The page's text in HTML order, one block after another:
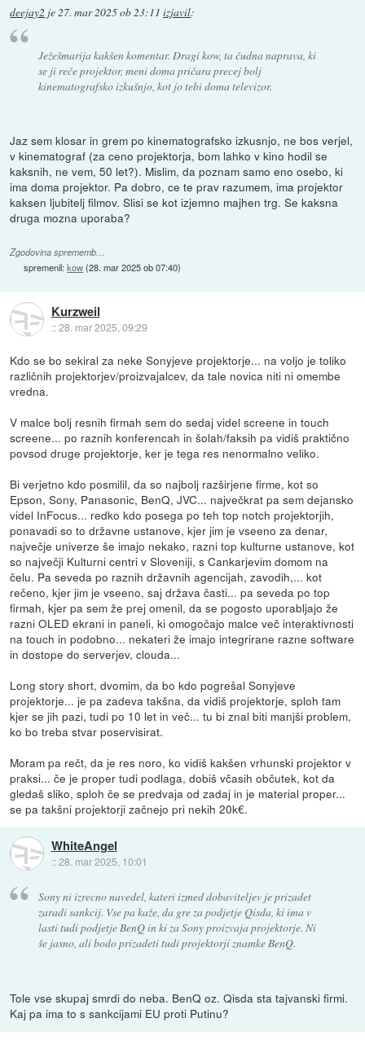
deejay2 je27. mar 2025 ob 23:11 izjavil:
Ježešmarija kakšen komentar. Dragi kow, ta čudna naprava, ki
se ji reče projektor, meni doma pričara precej bolj
kinematografsko izkušnjo, kot jo tebi doma televizor.
Jaz sem klosar in grem po kinematografsko izkusnjo, ne bos verjel,
v kinematograf (za ceno projektorja, bom lahko v kino hodil se
kaksnih, ne vem, 50 let?). Mislim, da poznam samo eno osebo, ki
ima doma projektor. Pa dobro, ce te prav razumem, ima projektor
kaksen ljubitelj filmov. Slisi se kot izjemno majhen trg. Se kaksna
druga mozna uporaba?
Zgodovina sprememb…
spremenil:kow(28. mar 2025 ob 07:40)
Kurzweil
::28. mar 2025, 09:29
Kdo se bo sekiral za neke Sonyjeve projektorje... na voljo je toliko
različnih projektorjev/proizvajalcev, da tale novica niti ni omembe
vredna.
V malce bolj resnih firmah sem do sedaj videl screene in touch
screene... po raznih konferencah in šolah/faksih pa vidiš praktično
povsod druge projektorje, ker je tega res nenormalno veliko.
Bi verjetno kdo posmilil, da so najbolj razširjene firme, kot so
Epson, Sony, Panasonic, BenQ, JVC... največkrat pa sem dejansko
videl InFocus... redko kdo posega po teh top notch projektorjih,
ponavadi so to državne ustanove, kjer jim je vseeno za denar,
največje univerze še imajo nekako, razni top kulturne ustanove, kot
so največji Kulturni centri v Sloveniji, s Cankarjevim domom na
čelu. Pa seveda po raznih državnih agencijah, zavodih,... kot
rečeno, kjer jim je vseeno, saj država časti... pa seveda po top
firmah, kjer pa sem že prej omenil, da se pogosto uporabljajo že
razni OLED ekrani in paneli, ki omogočajo malce več interaktivnosti
na touch in podobno... nekateri že imajo integrirane razne software
in dostope do serverjev, clouda...
Long story short, dvomim, da bo kdo pogrešal Sonyjeve
projektorje... je pa zadeva takšna, da vidiš projektorje, sploh tam
kjer se jih pazi, tudi po 10 let in več... tu bi znal biti manjši problem,
ko bo treba stvar poservisirat.
Moram pa rečt, da je res noro, ko vidiš kakšen vrhunski projektor v
praksi... če je proper tudi podlaga, dobiš včasih občutek, kot da
gledaš sliko, sploh če se predvaja od zadaj in je material proper...
se pa takšni projektorji začnejo pri nekih 20k€.
WhiteAngel
::28. mar 2025, 10:01
Sony ni izrecno navedel, kateri izmed dobaviteljev je prizadet
zaradi sankcij. Vse pa kaže, da gre za podjetje Qisda, ki ima v
lasti tudi podjetje BenQ in ki za Sony proizvaja projektorje. Ni
še jasno, ali bodo prizadeti tudi projektorji znamke BenQ.
Tole vse skupaj smrdi do neba. BenQ oz. Qisda sta tajvanski firmi.
Kaj pa ima to s sankcijami EU proti Putinu?